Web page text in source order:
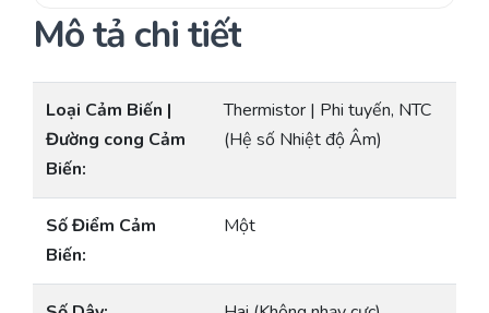
Mô tả chi tiết
Loại Cảm Biến |
Đường cong Cảm
Biến:
Thermistor | Phi tuyến, NTC
(Hệ số Nhiệt độ Âm)
Số Điểm Cảm
Biến:
Một